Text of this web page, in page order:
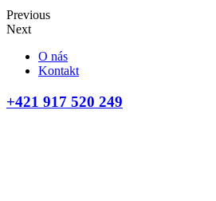
Previous
Next
O nás
Kontakt
+421 917 520 249